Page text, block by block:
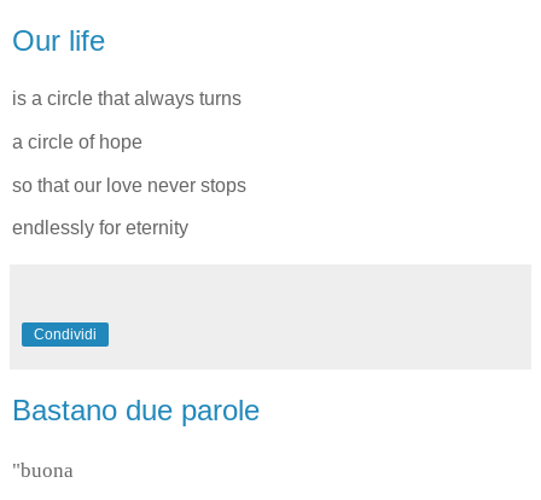
Our life
is a circle that always turns
a circle of hope
so that our love never stops
endlessly for eternity
Condividi
Bastano due parole
"buona